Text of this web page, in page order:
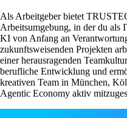
Als Arbeitgeber bietet
Arbeitsumgebung, in der du als
KI von Anfang an
zukunftsweisenden Projekten
einer herausragenden
berufliche Entwicklung und
kreativen Team in München,
Agentic Economy aktiv